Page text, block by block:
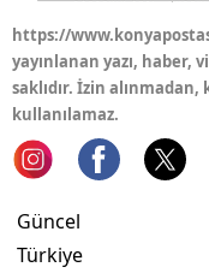
https://
yayınlanan yazı, haber,
saklıdır. İzin
kullanılamaz.
Güncel
Türkiye